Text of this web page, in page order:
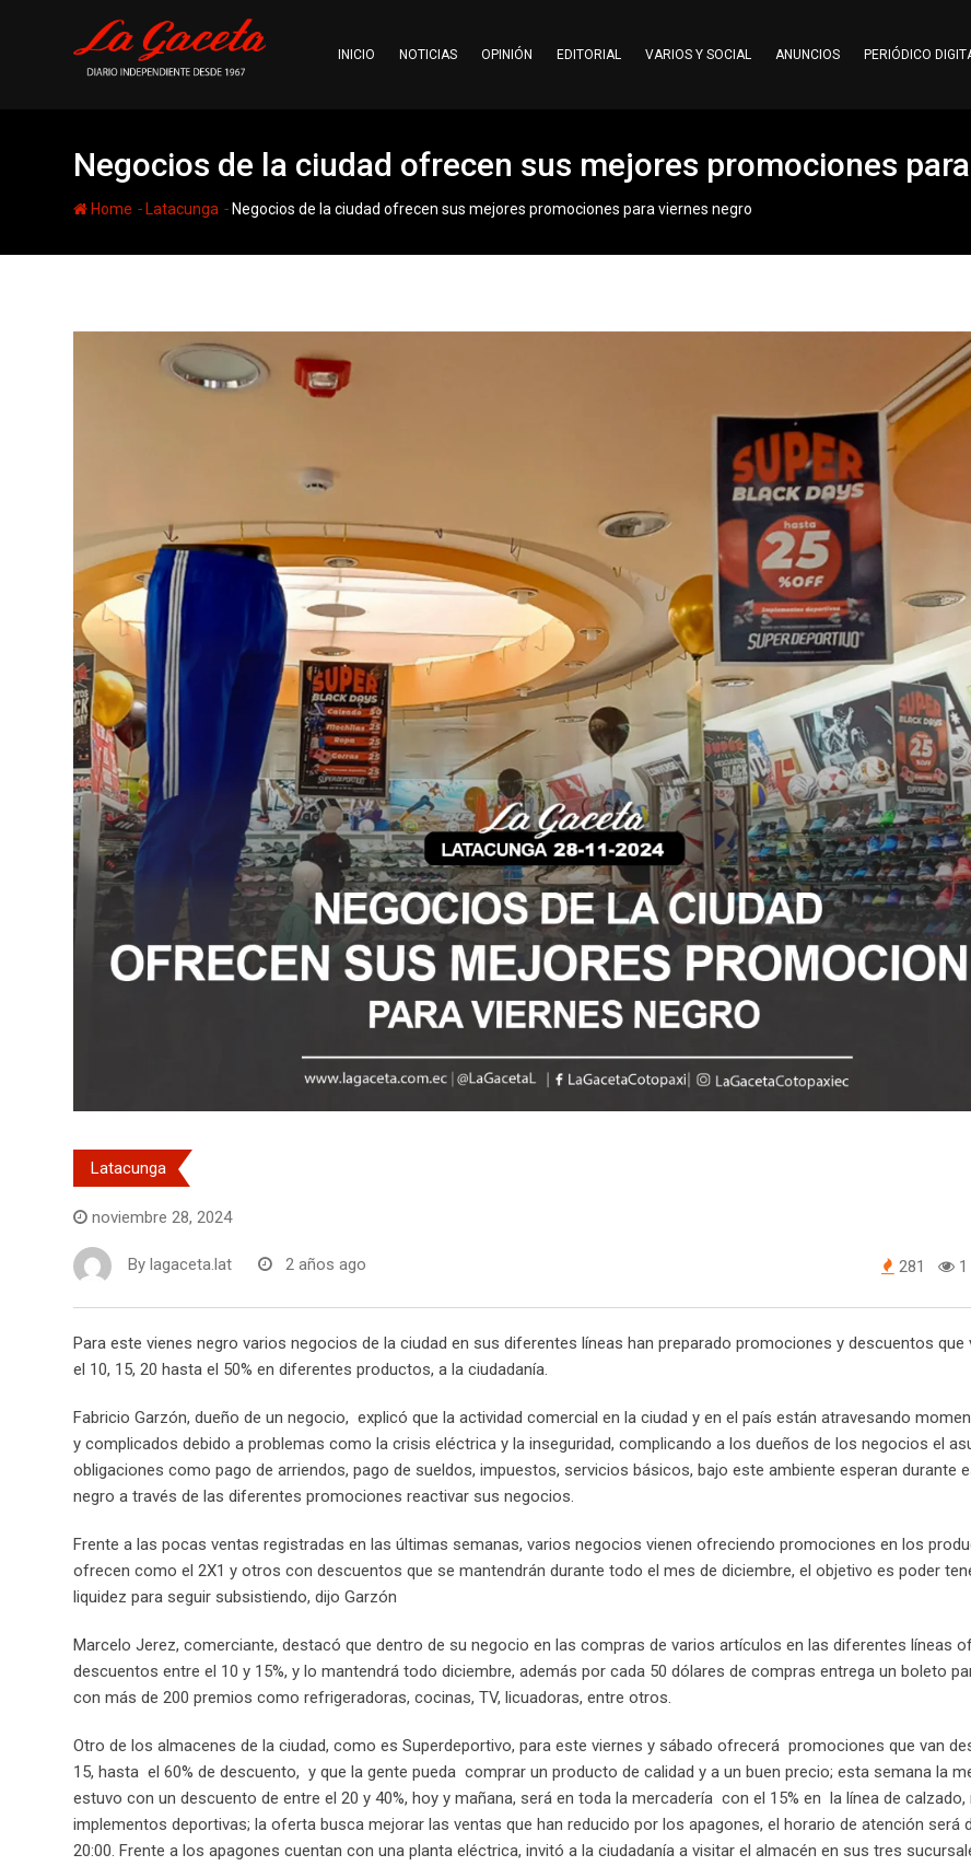
INICIO NOTICIAS OPINIÓN EDITORIAL VARIOS Y SOCIAL ANUNCIOS PERIÓDICO
Negocios de la ciudad ofrecen sus mejores promociones
Home - Latacunga - Negocios de la ciudad ofrecen sus mejores promociones para viernes negro
Latacunga
noviembre 28, 2024
By lagaceta.lat 2 años ago 281 1
Para este vienes negro varios negocios de la ciudad en sus diferentes líneas han preparado promociones y descuentos que
el 10, 15, 20 hasta el 50% en diferentes productos, a la ciudadanía.
Fabricio Garzón, dueño de un negocio, explicó que la actividad comercial en la ciudad y en el país están atravesando
y complicados debido a problemas como la crisis eléctrica y la inseguridad, complicando a los dueños de los negocios el
obligaciones como pago de arriendos, pago de sueldos, impuestos, servicios básicos, bajo este ambiente esperan durante
negro a través de las diferentes promociones reactivar sus negocios.
Frente a las pocas ventas registradas en las últimas semanas, varios negocios vienen ofreciendo promociones en los
ofrecen como el 2X1 y otros con descuentos que se mantendrán durante todo el mes de diciembre, el objetivo es poder
liquidez para seguir subsistiendo, dijo Garzón
Marcelo Jerez, comerciante, destacó que dentro de su negocio en las compras de varios artículos en las diferentes líneas
descuentos entre el 10 y 15%, y lo mantendrá todo diciembre, además por cada 50 dólares de compras entrega un boleto
con más de 200 premios como refrigeradoras, cocinas, TV, licuadoras, entre otros.
Otro de los almacenes de la ciudad, como es Superdeportivo, para este viernes y sábado ofrecerá promociones que van
15, hasta el 60% de descuento, y que la gente pueda comprar un producto de calidad y a un buen precio; esta semana la
estuvo con un descuento de entre el 20 y 40%, hoy y mañana, será en toda la mercadería con el 15% en la línea de calzado,
implementos deportivas; la oferta busca mejorar las ventas que han reducido por los apagones, el horario de atención será
20:00. Frente a los apagones cuentan con una planta eléctrica, invitó a la ciudadanía a visitar el almacén en sus tres